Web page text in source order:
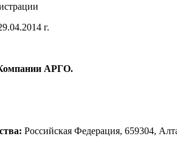
г.
Компании АРГО.
Российская Федерация, 659304,